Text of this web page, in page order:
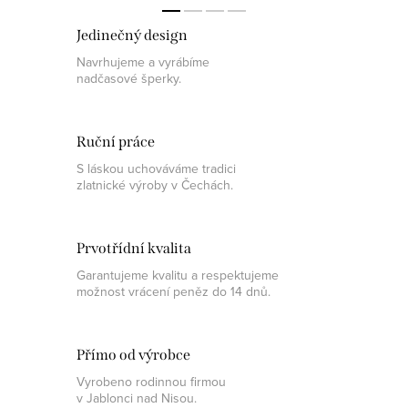
Jedinečný design
Navrhujeme a vyrábíme
nadčasové šperky.
Ruční práce
S láskou uchováváme tradici
zlatnické výroby v Čechách.
Prvotřídní kvalita
Garantujeme kvalitu a respektujeme
možnost vrácení peněz do 14 dnů.
Přímo od výrobce
Vyrobeno rodinnou firmou
v Jablonci nad Nisou.